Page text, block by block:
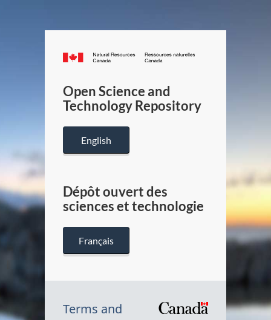
Canada.ca
/
Canada
Open Science and
Technology Repository
English
Dépôt ouvert des
sciences et technologie
Français
Terms and